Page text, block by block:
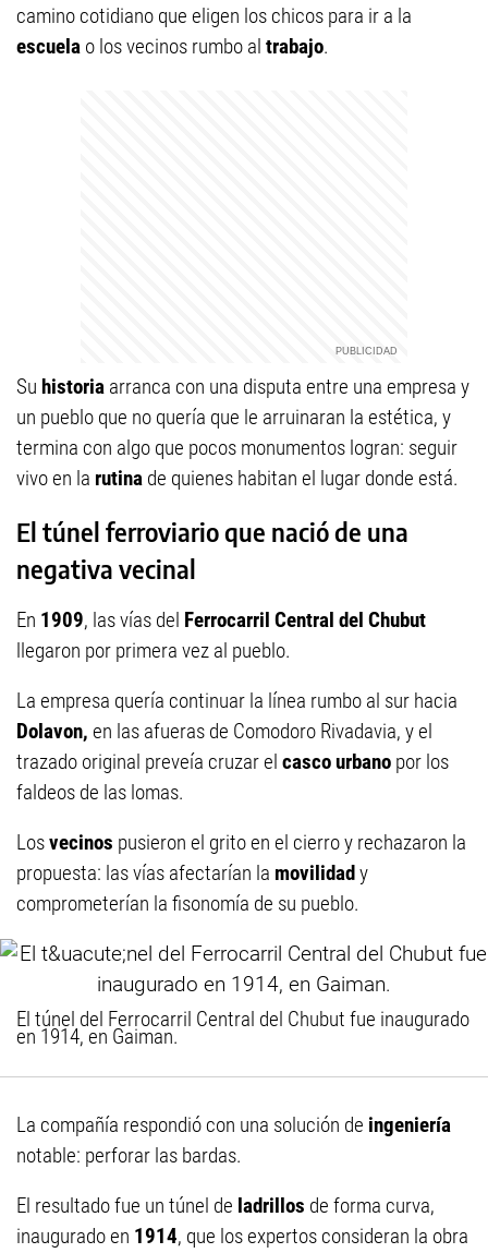
camino cotidiano que eligen los chicos para ir a la
escuela o los vecinos rumbo al trabajo.
Su historia arranca con una disputa entre una empresa y
un pueblo que no quería que le arruinaran la estética, y
termina con algo que pocos monumentos logran: seguir
vivo en la rutina de quienes habitan el lugar donde está.
El túnel ferroviario que nació de una
negativa vecinal
En 1909, las vías del Ferrocarril Central del Chubut
llegaron por primera vez al pueblo.
La empresa quería continuar la línea rumbo al sur hacia
Dolavon, en las afueras de Comodoro Rivadavia, y el
trazado original preveía cruzar el casco urbano por los
faldeos de las lomas.
Losvecinos pusieron el grito en el cierro y rechazaron la
propuesta: las vías afectarían la movilidady
comprometerían la fisonomía de su pueblo.
El túnel del Ferrocarril Central del Chubut fue inaugurado
en 1914, en Gaiman.
La compañía respondió con una solución de ingeniería
notable: perforar las bardas.
El resultado fue un túnel de ladrillos de forma curva,
inaugurado en 1914, que los expertos consideran la obra